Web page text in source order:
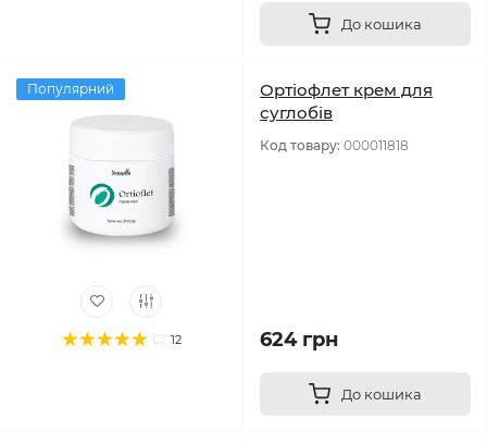
До кошика
Популярний
12
Ортіофлет крем для
суглобів
Код товару: 000011818
624 грн
До кошика